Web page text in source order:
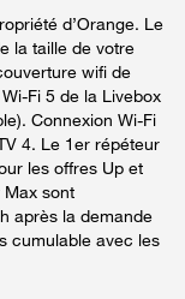
d’Orange. Le
la taille de votre
wifi de
Fi 5 de la Livebox
Connexion Wi-Fi
4. Le 1er répéteur
les offres Up et
Max sont
après la demande
cumulable avec les